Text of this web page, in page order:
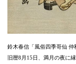
鈴木春信「風俗四季哥仙
旧暦8月15日、満月の夜に